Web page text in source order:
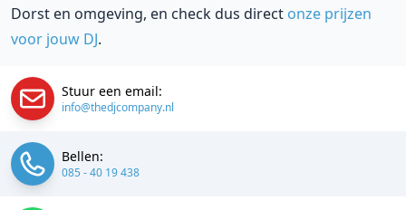
Dorst en omgeving, en check dus direct onze prijzen
voor jouw DJ.
Stuur een email:
info@thedjcompany.nl
Bellen:
085 - 40 19 438